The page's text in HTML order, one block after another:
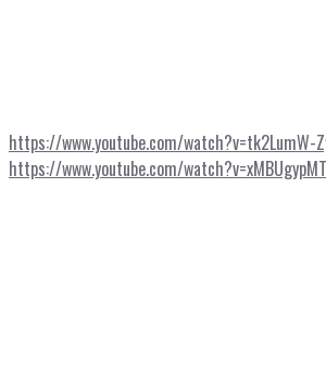
https://www.youtube.com/watch?v=tk2LumW-
https://www.youtube.com/